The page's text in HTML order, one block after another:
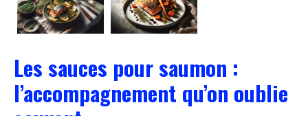
Les sauces pour saumon :
l’accompagnement qu’on oublie